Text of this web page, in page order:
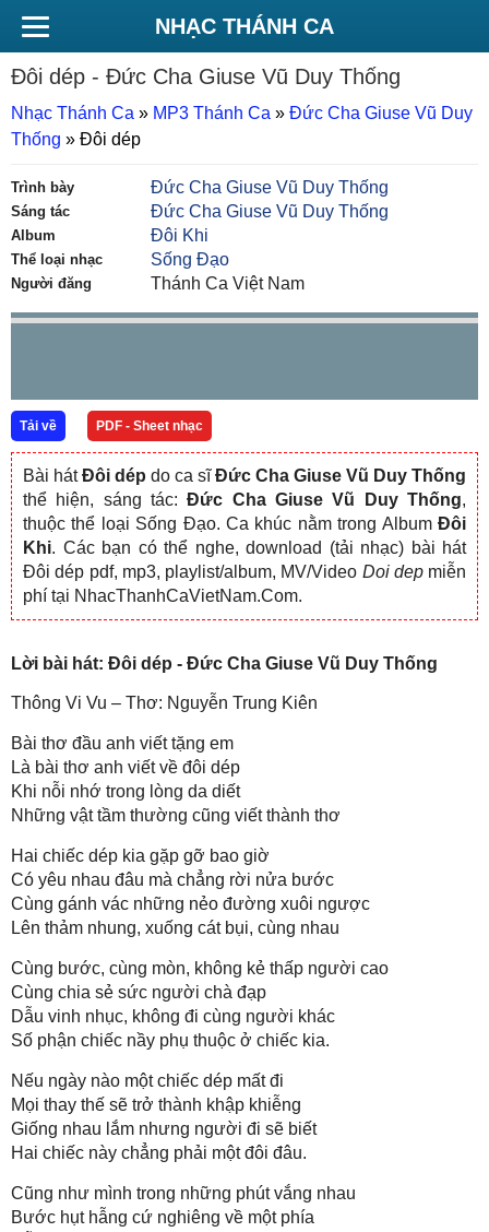
NHẠC THÁNH CA
Đôi dép - Đức Cha Giuse Vũ Duy Thống
Nhạc Thánh Ca » MP3 Thánh Ca » Đức Cha Giuse Vũ Duy
Thống » Đôi dép
Trình bày Đức Cha Giuse Vũ Duy Thống
Sáng tác Đức Cha Giuse Vũ Duy Thống
Album Đôi Khi
Thể loại nhạc Sống Đạo
Người đăng Thánh Ca Việt Nam
Tải về PDF - Sheet nhạc
Bài hátĐôi dép do ca sĩĐức Cha Giuse Vũ Duy Thống
thể hiện, sáng tác:Đức Cha Giuse Vũ Duy Thống,
thuộc thể loại Sống Đạo. Ca khúc nằm trong Album Đôi
Khi. Các bạn có thể nghe, download (tải nhạc) bài hát
Đôi dép pdf, mp3, playlist/album, MV/Video Doi depmiễn
phí tại NhacThanhCaVietNam.Com.
Lời bài hát: Đôi dép - Đức Cha Giuse Vũ Duy Thống
Thông Vi Vu – Thơ: Nguyễn Trung Kiên
Bài thơ đầu anh viết tặng em
Là bài thơ anh viết về đôi dép
Khi nỗi nhớ trong lòng da diết
Những vật tầm thường cũng viết thành thơ
Hai chiếc dép kia gặp gỡ bao giờ
Có yêu nhau đâu mà chẳng rời nửa bước
Cùng gánh vác những nẻo đường xuôi ngược
Lên thảm nhung, xuống cát bụi, cùng nhau
Cùng bước, cùng mòn, không kẻ thấp người cao
Cùng chia sẻ sức người chà đạp
Dẫu vinh nhục, không đi cùng người khác
Số phận chiếc nầy phụ thuộc ở chiếc kia.
Nếu ngày nào một chiếc dép mất đi
Mọi thay thế sẽ trở thành khập khiễng
Giống nhau lắm nhưng người đi sẽ biết
Hai chiếc này chẳng phải một đôi đâu.
Cũng như mình trong những phút vắng nhau
Bước hụt hẫng cứ nghiêng về một phía